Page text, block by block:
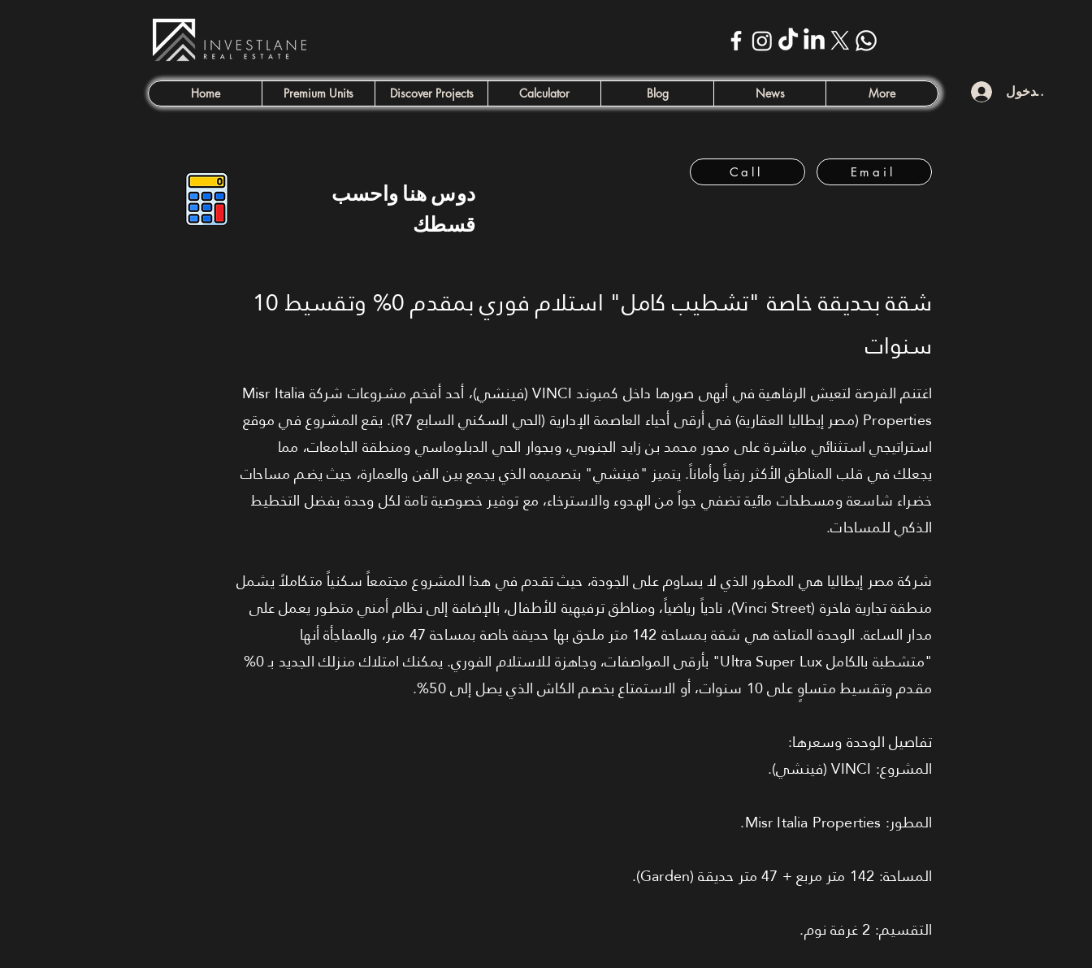
Home Premium Units Discover Projects Calculator Blog News More تسجيل الدخول
دوس هنا واحسب
قسطك
Call Email
شقة بحديقة خاصة "تشطيب كامل" استلام فوري بمقدم 0% وتقسيط 10
سنوات
اغتنم الفرصة لتعيش الرفاهية في أبهى صورها داخل كمبوند VINCI (فينشي)، أحد أفخم مشروعات شركة Misr Italia
Properties (مصر إيطاليا العقارية) في أرقى أحياء العاصمة الإدارية (الحي السكني السابع R7). يقع المشروع في موقع
استراتيجي استثنائي مباشرة على محور محمد بن زايد الجنوبي، وبجوار الحي الدبلوماسي ومنطقة الجامعات، مما
يجعلك في قلب المناطق الأكثر رقياً وأماناً. يتميز "فينشي" بتصميمه الذي يجمع بين الفن والعمارة، حيث يضم مساحات
خضراء شاسعة ومسطحات مائية تضفي جواً من الهدوء والاسترخاء، مع توفير خصوصية تامة لكل وحدة بفضل التخطيط
الذكي للمساحات.
شركة مصر إيطاليا هي المطور الذي لا يساوم على الجودة، حيث تقدم في هذا المشروع مجتمعاً سكنياً متكاملاً يشمل
منطقة تجارية فاخرة (Vinci Street)، نادياً رياضياً، ومناطق ترفيهية للأطفال، بالإضافة إلى نظام أمني متطور يعمل على
مدار الساعة. الوحدة المتاحة هي شقة بمساحة 142 متر ملحق بها حديقة خاصة بمساحة 47 متر، والمفاجأة أنها
"متشطبة بالكامل Ultra Super Lux" بأرقى المواصفات، وجاهزة للاستلام الفوري. يمكنك امتلاك منزلك الجديد بـ 0%
مقدم وتقسيط متساوٍ على 10 سنوات، أو الاستمتاع بخصم الكاش الذي يصل إلى 50%.
تفاصيل الوحدة وسعرها:
المشروع: VINCI (فينشي).
المطور: Misr Italia Properties.
المساحة: 142 متر مربع + 47 متر حديقة (Garden).
التقسيم: 2 غرفة نوم.